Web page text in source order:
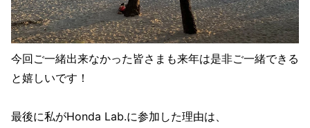
今回ご一緒出来なかった皆さまも来年は是非ご一緒できる
と嬉しいです！
最後に私がHonda Lab.に参加した理由は、